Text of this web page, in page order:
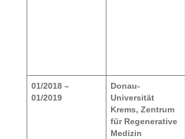
01/2018 –
01/2019
Donau-
Universität
Krems, Zentrum
für Regenerative
Medizin